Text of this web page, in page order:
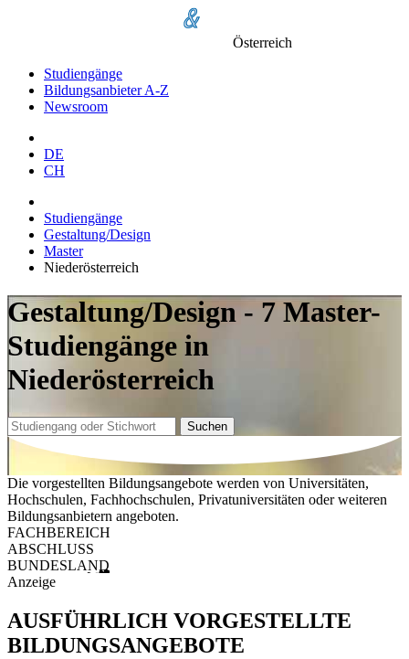
Österreich
Studiengänge
Bildungsanbieter A-Z
Newsroom
DE
CH
Studiengänge
Gestaltung/Design
Master
Niederösterreich
Gestaltung/Design - 7 Master-
Studiengänge in
Niederösterreich
Suchen
Die vorgestellten Bildungsangebote werden von Universitäten,
Hochschulen, Fachhochschulen, Privatuniversitäten oder weiteren
Bildungsanbietern angeboten.
FACHBEREICH
ABSCHLUSS
BUNDESLAND
Anzeige
AUSFÜHRLICH VORGESTELLTE
BILDUNGSANGEBOTE